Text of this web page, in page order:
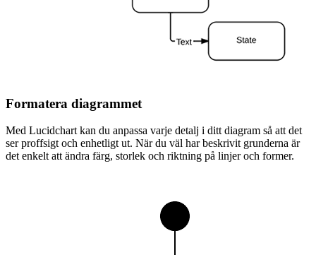
Formatera diagrammet
Med Lucidchart kan du anpassa varje detalj i ditt diagram så att det
ser proffsigt och enhetligt ut. När du väl har beskrivit grunderna är
det enkelt att ändra färg, storlek och riktning på linjer och former.